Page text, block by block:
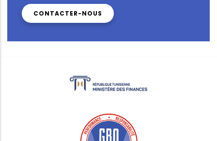
CONTACTER-NOUS